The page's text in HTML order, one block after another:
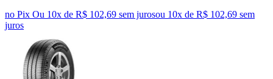
no Pix Ou 10x de R$ 102,69 sem jurosou 10x de R$ 102,69 sem
juros